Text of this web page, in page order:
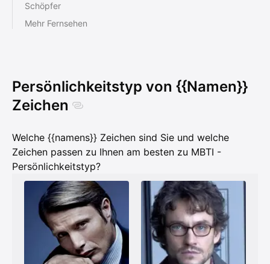
Schöpfer
Mehr Fernsehen
Persönlichkeitstyp von {{Namen}}
Zeichen
Welche {{namens}} Zeichen sind Sie und welche
Zeichen passen zu Ihnen am besten zu MBTI -
Persönlichkeitstyp?